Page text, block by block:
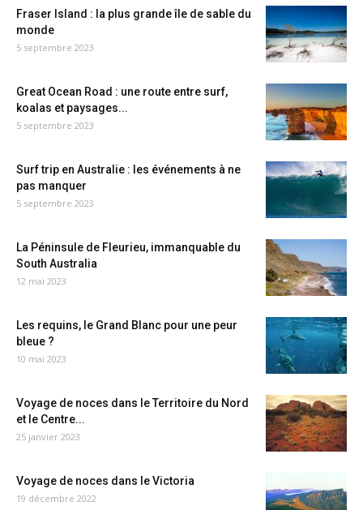
Fraser Island : la plus grande île de sable du
monde
5 septembre 2023
Great Ocean Road : une route entre surf,
koalas et paysages...
5 septembre 2023
Surf trip en Australie : les événements à ne
pas manquer
5 septembre 2023
La Péninsule de Fleurieu, immanquable du
South Australia
12 mai 2023
Les requins, le Grand Blanc pour une peur
bleue ?
10 mai 2023
Voyage de noces dans le Territoire du Nord
et le Centre...
25 janvier 2023
Voyage de noces dans le Victoria
19 décembre 2022